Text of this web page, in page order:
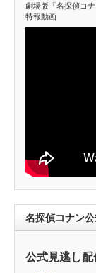
劇場版「名探偵コナ
特報動画
名探偵コナン
公式見逃し配